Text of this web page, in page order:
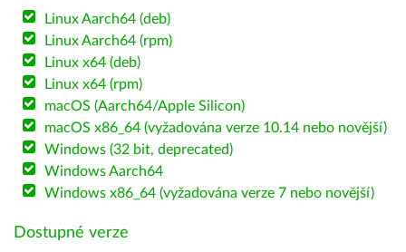
Linux Aarch64 (deb)
Linux Aarch64 (rpm)
Linux x64 (deb)
Linux x64 (rpm)
macOS (Aarch64/Apple Silicon)
macOS x86_64 (vyžadována verze 10.14 nebo novější)
Windows (32 bit, deprecated)
Windows Aarch64
Windows x86_64 (vyžadována verze 7 nebo novější)
Dostupné verze